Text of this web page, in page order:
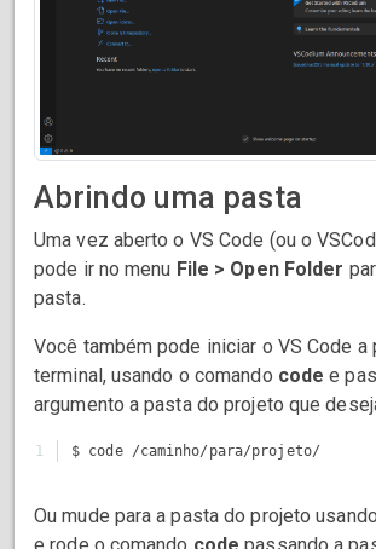
Abrindo uma pasta
Uma vez aberto o VS Code (ou o
pode ir no menu File > Open Folder
pasta.
Você também pode iniciar o VS Code a
terminal, usando o comando code e
argumento a pasta do projeto que
Ou mude para a pasta do projeto